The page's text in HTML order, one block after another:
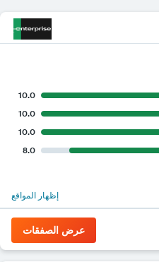
10.0
10.0
10.0
8.0
إظهار المواقع
عرض الصفقات